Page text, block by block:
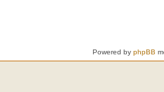
Powered by phpBB